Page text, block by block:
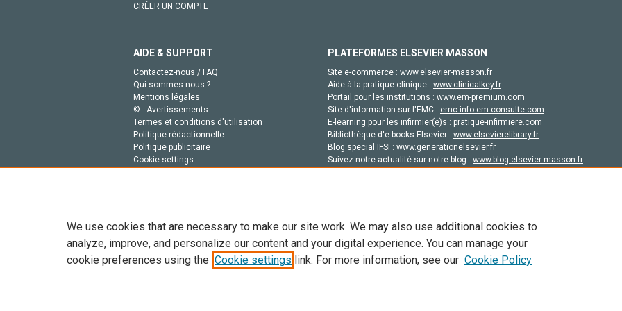
CRÉER UN COMPTE
AIDE & SUPPORT
Contactez-nous / FAQ
Qui sommes-nous ?
Mentions légales
© - Avertissements
Termes et conditions d'utilisation
Politique rédactionnelle
Politique publicitaire
Cookie settings
PLATEFORMES ELSEVIER MASSON
Site e-commerce : www.elsevier-masson.fr
Aide à la pratique clinique : www.clinicalkey.fr
Portail pour les institutions : www.em-premium.com
Site d'information sur l'EMC : emc-info.em-consulte.com
E-learning pour les infirmier(e)s : pratique-infirmiere.com
Bibliothèque d'e-books Elsevier : www.elsevierelibrary.fr
Blog special IFSI : www.generationelsevier.fr
Suivez notre actualité sur notre blog : www.blog-elsevier-masson.fr
Tout le contenu de ce site: Copyright © 2026 Elsevier, ses concédants de licence et ses contributeurs. Tout les droits sont réservés,
de données, a la formation en IA et aux technologies similaires. Pour tout contenu en libre accès, les conditions de licence
We use cookies that are necessary to make our site work. We may also use additional cookies to
analyze, improve, and personalize our content and your digital experience. You can manage your
cookie preferences using the Cookie settings link. For more information, see our Cookie Policy